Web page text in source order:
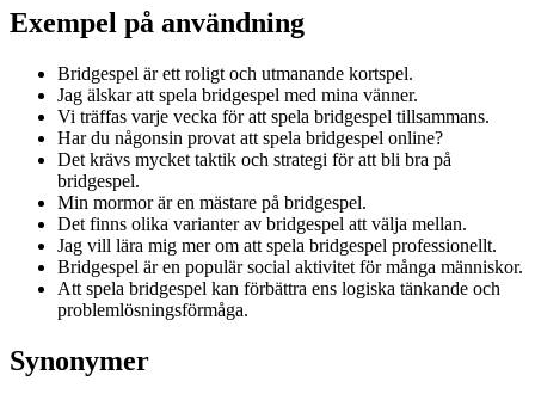
Exempel på användning
Bridgespel är ett roligt och utmanande kortspel.
Jag älskar att spela bridgespel med mina vänner.
Vi träffas varje vecka för att spela bridgespel tillsammans.
Har du någonsin provat att spela bridgespel online?
Det krävs mycket taktik och strategi för att bli bra på
bridgespel.
Min mormor är en mästare på bridgespel.
Det finns olika varianter av bridgespel att välja mellan.
Jag vill lära mig mer om att spela bridgespel professionellt.
Bridgespel är en populär social aktivitet för många människor.
Att spela bridgespel kan förbättra ens logiska tänkande och
problemlösningsförmåga.
Synonymer